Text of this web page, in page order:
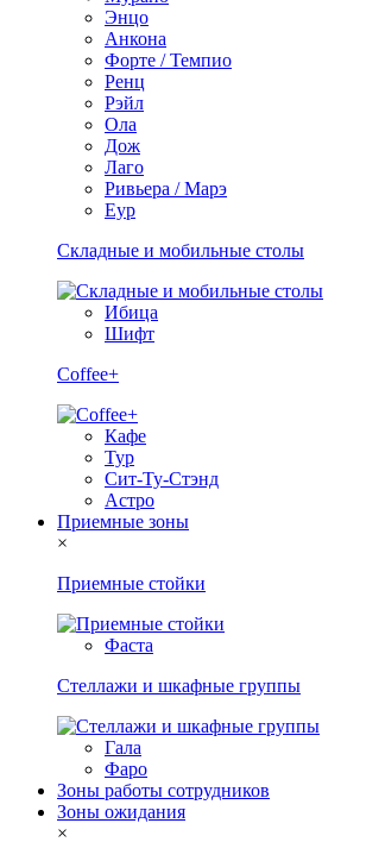
Энцо
Анкона
Форте / Темпио
Ренц
Рэйл
Ола
Дож
Лаго
Ривьера / Марэ
Еур
Складные и мобильные столы
Ибица
Шифт
Coffee+
Кафе
Тур
Сит-Ту-Стэнд
Астро
Приемные зоны
×
Приемные стойки
Фаста
Стеллажи и шкафные группы
Гала
Фаро
Зоны работы сотрудников
Зоны ожидания
×